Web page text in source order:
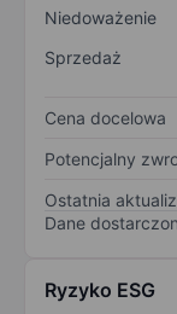
Niedoważenie
Sprzedaż
Cena docelowa
Potencjalny
Ostatnia
Dane
Ryzyko ESG